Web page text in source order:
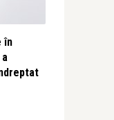
în